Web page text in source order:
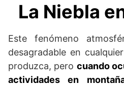
La Niebla
Este fenómeno
desagradable en
produzca, pero cuando
actividades en